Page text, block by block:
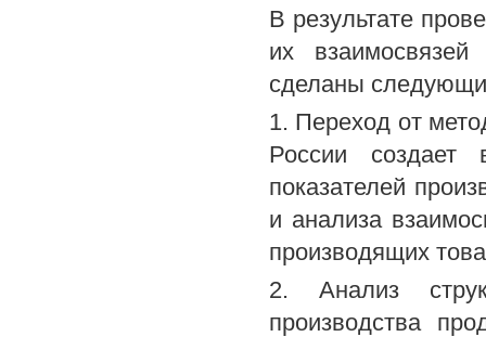
В результате
их
сделаны
1. Переход от
России создает
показателей
и анализа
производящих
2. Анализ
производства